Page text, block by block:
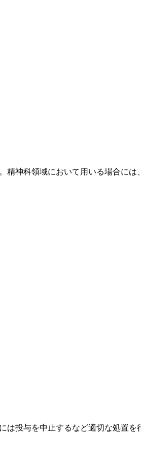
神科領域において用いる場合には
投与を中止するなど適切な処置を